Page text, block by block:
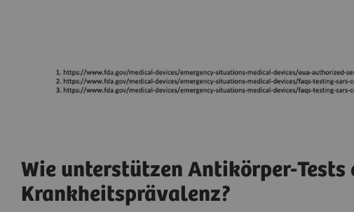
Wie unterstützen Antikörper-
Krankheitsprävalenz?